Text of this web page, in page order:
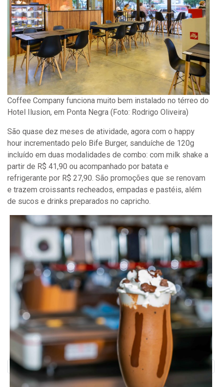
Coffee Company funciona muito bem instalado no térreo do
Hotel Ilusion, em Ponta Negra (Foto: Rodrigo Oliveira)
São quase dez meses de atividade, agora com o happy
hour incrementado pelo Bife Burger, sanduíche de 120g
incluído em duas modalidades de combo: com milk shake a
partir de R$ 41,90 ou acompanhado por batata e
refrigerante por R$ 27,90. São promoções que se renovam
e trazem croissants recheados, empadas e pastéis, além
de sucos e drinks preparados no capricho.